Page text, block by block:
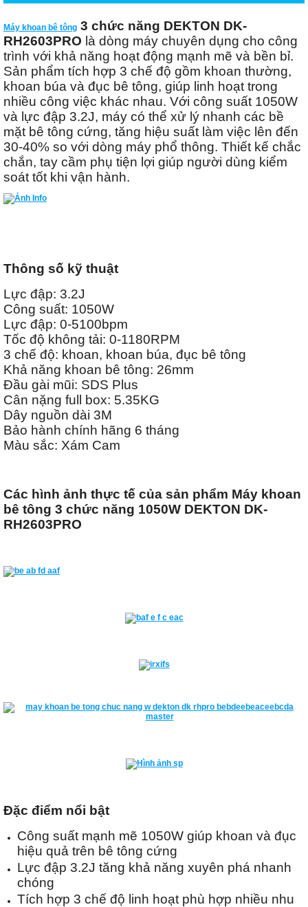
Máy khoan bê tông 3 chức năng DEKTON DK-
RH2603PRO là dòng máy chuyên dụng cho công
trình với khả năng hoạt động mạnh mẽ và bền bỉ.
Sản phẩm tích hợp 3 chế độ gồm khoan thường,
khoan búa và đục bê tông, giúp linh hoạt trong
nhiều công việc khác nhau. Với công suất 1050W
và lực đập 3.2J, máy có thể xử lý nhanh các bề
mặt bê tông cứng, tăng hiệu suất làm việc lên đến
30-40% so với dòng máy phổ thông. Thiết kế chắc
chắn, tay cầm phụ tiện lợi giúp người dùng kiểm
soát tốt khi vận hành.
Thông số kỹ thuật
Lực đập: 3.2J
Công suất: 1050W
Lực đập: 0-5100bpm
Tốc độ không tải: 0-1180RPM
3 chế độ: khoan, khoan búa, đục bê tông
Khả năng khoan bê tông: 26mm
Đầu gài mũi: SDS Plus
Cân nặng full box: 5.35KG
Dây nguồn dài 3M
Bảo hành chính hãng 6 tháng
Màu sắc: Xám Cam
Các hình ảnh thực tế của sản phẩm Máy khoan
bê tông 3 chức năng 1050W DEKTON DK-
RH2603PRO
Đặc điểm nổi bật
Công suất mạnh mẽ 1050W giúp khoan và đục
hiệu quả trên bê tông cứng
Lực đập 3.2J tăng khả năng xuyên phá nhanh
chóng
Tích hợp 3 chế độ linh hoạt phù hợp nhiều nhu